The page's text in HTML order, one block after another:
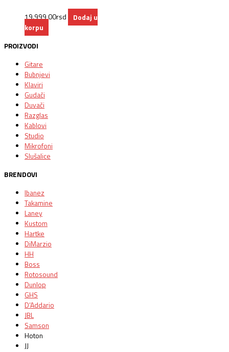
19.999,00rsd
Dodaj u
korpu
PROIZVODI
Gitare
Bubnjevi
Klaviri
Gudači
Duvači
Razglas
Kablovi
Studio
Mikrofoni
Slušalice
BRENDOVI
Ibanez
Takamine
Laney
Kustom
Hartke
DiMarzio
HH
Boss
Rotosound
Dunlop
GHS
D’Addario
JBL
Samson
Hoton
JJ